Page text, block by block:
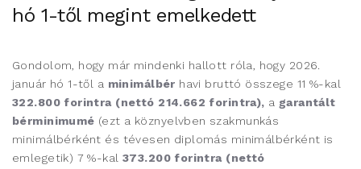
hó 1-től megint emelkedett
Gondolom, hogy már mindenki hallott róla, hogy 2026.
január hó 1-től a minimálbér havi bruttó összege 11 %-kal
322.800 forintra (nettó 214.662 forintra), a garantált
bérminimumé (ezt a köznyelvben szakmunkás
minimálbérként és tévesen diplomás minimálbérként is
emlegetik) 7 %-kal 373.200 forintra (nettó